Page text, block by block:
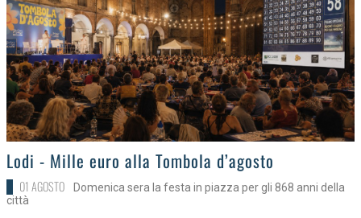
>Lodi - Mille euro alla Tombola d’agosto
01 AGOSTO
Domenica sera la festa in piazza per gli 868 anni della
città